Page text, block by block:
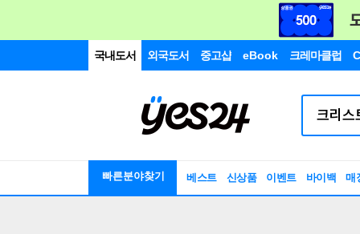
국내도서 외국도서 중고샵 eBook 크레마클럽
빠른분야찾기 베스트 신상품 이벤트 바이백 매